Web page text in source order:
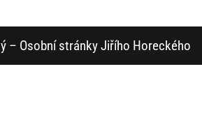
– Osobní stránky Jiřího Horeckého